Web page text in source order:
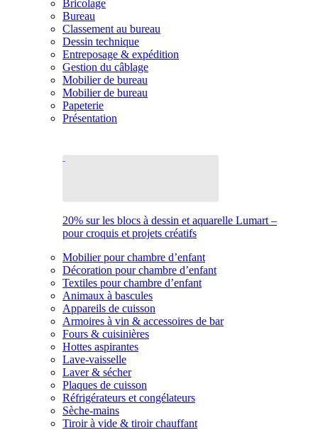
Bricolage
Bureau
Classement au bureau
Dessin technique
Entreposage & expédition
Gestion du câblage
Mobilier de bureau
Mobilier de bureau
Papeterie
Présentation
20% sur les blocs à dessin et aquarelle Lumart –
pour croquis et projets créatifs
Mobilier pour chambre d’enfant
Décoration pour chambre d’enfant
Textiles pour chambre d’enfant
Animaux à bascules
Appareils de cuisson
Armoires à vin & accessoires de bar
Fours & cuisinières
Hottes aspirantes
Lave-vaisselle
Laver & sécher
Plaques de cuisson
Réfrigérateurs et congélateurs
Sèche-mains
Tiroir à vide & tiroir chauffant